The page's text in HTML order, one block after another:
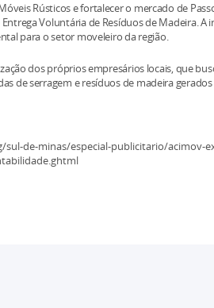
Rústicos e fortalecer o mercado de
Voluntária de Resíduos de Madeira.
para o setor moveleiro da região.
dos próprios empresários locais, que
de serragem e resíduos de madeira
de-minas/especial-publicitario/acimov-